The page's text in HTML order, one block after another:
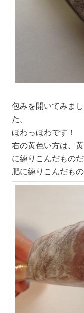
包みを開いてみま
た。
ほわっほわです！
右の黄色い方は、
に練りこんだもの
肥に練りこんだもの